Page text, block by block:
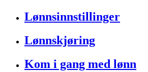
Lønnsinnstillinger
Lønnskjøring
Kom i gang med lønn